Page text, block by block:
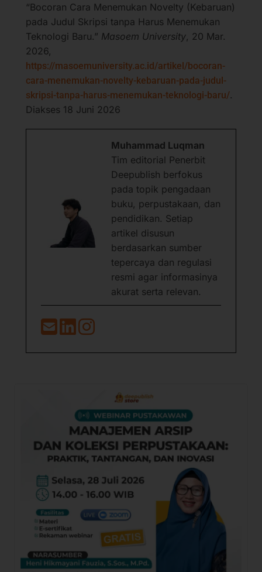
“Bocoran Cara Menemukan Novelty (Kebaruan)
pada Judul Skripsi tanpa Harus Menemukan
Teknologi Baru.” Masoem University, 20 Mar.
2026,
https://masoemuniversity.ac.id/artikel/bocoran-
cara-menemukan-novelty-kebaruan-pada-judul-
skripsi-tanpa-harus-menemukan-teknologi-baru/.
Diakses 18 Juni 2026
Muhammad Luqman
Tim editorial Penerbit
Deepublish berfokus
pada topik pengadaan
buku, perpustakaan, dan
pendidikan. Setiap
artikel disusun
berdasarkan sumber
tepercaya dan regulasi
resmi agar informasinya
akurat serta relevan.